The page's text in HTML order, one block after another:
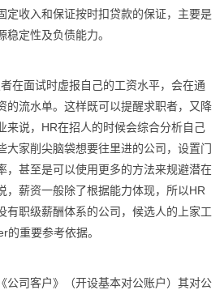
定收入和保证按时扣贷款的保证，主要是
定性及负债能力。
在面试时虚报自己的工资水平，会在通
的流水单。这样既可以提醒求职者，又降
来说，HR在招人的时候会综合分析自己
大家削尖脑袋想要往里进的公司，设置门
，甚至是可以使用更多的方法来规避潜在
，薪资一般除了根据能力体现，所以HR
有职级薪酬体系的公司，候选人的上家工
的重要参考依据。
公司客户》（开设基本对公账户）其对公